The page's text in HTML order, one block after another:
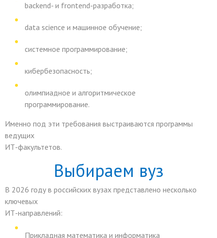
backend- и frontend-разработка;
data science и машинное обучение;
системное программирование;
кибербезопасность;
олимпиадное и алгоритмическое
программирование.
Именно под эти требования выстраиваются программы
ведущих
ИТ-факультетов.
Выбираем вуз
В 2026 году в российских вузах представлено несколько
ключевых
ИТ-направлений:
Прикладная математика и информатика